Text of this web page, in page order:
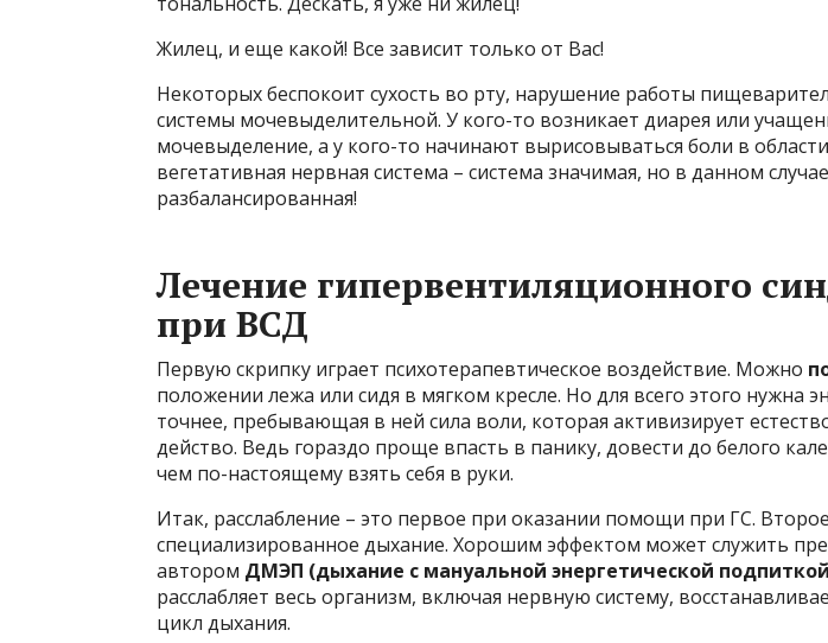
Жилец, и еще какой! Все зависит только от Вас!
Некоторых беспокоит сухость во рту, нарушение работы
системы мочевыделительной. У кого-то возникает диарея или
мочевыделение, а у кого-то начинают вырисовываться боли в
вегетативная нервная система – система значимая, но в данном случае
разбалансированная!
Лечение гипервентиляционного
при ВСД
Первую скрипку играет психотерапевтическое воздействие. Можно
положении лежа или сидя в мягком кресле. Но для всего этого нужна
точнее, пребывающая в ней сила воли, которая активизирует
действо. Ведь гораздо проще впасть в панику, довести до белого
чем по-настоящему взять себя в руки.
Итак, расслабление – это первое при оказании помощи при ГС.
специализированное дыхание. Хорошим эффектом может служить
автором ДМЭП (дыхание с мануальной энергетической
расслабляет весь организм, включая нервную систему,
цикл дыхания.